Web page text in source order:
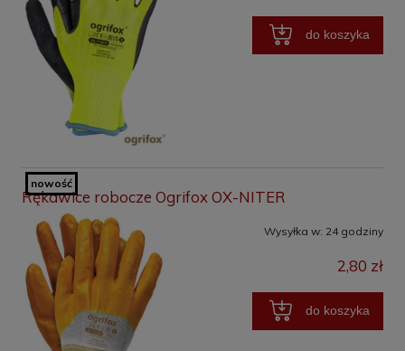
do koszyka
Rękawice robocze Ogrifox OX-NITER
Wysyłka w: 24 godziny
2,80 zł
do koszyka
nowość